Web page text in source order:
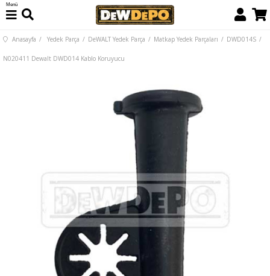
Menü
Anasayfa Yedek Parça DeWALT Yedek Parça Matkap Yedek Parçaları DWD014S
N020411 Dewalt DWD014 Kablo Koruyucu